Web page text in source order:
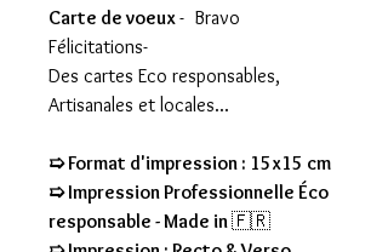
Carte de voeux - Bravo
Félicitations-
Des cartes Eco responsables,
Artisanales et locales...
➯ Format d'impression : 15x15 cm
➯ Impression Professionnelle Éco
responsable - Made in🇫🇷